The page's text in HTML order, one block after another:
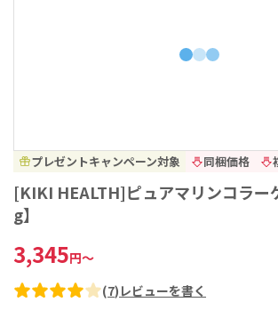
プレゼントキャンペーン対象 同梱価格
[KIKI HEALTH]ピュアマリンコラー
g】
3,345円～
(7) レビューを書く